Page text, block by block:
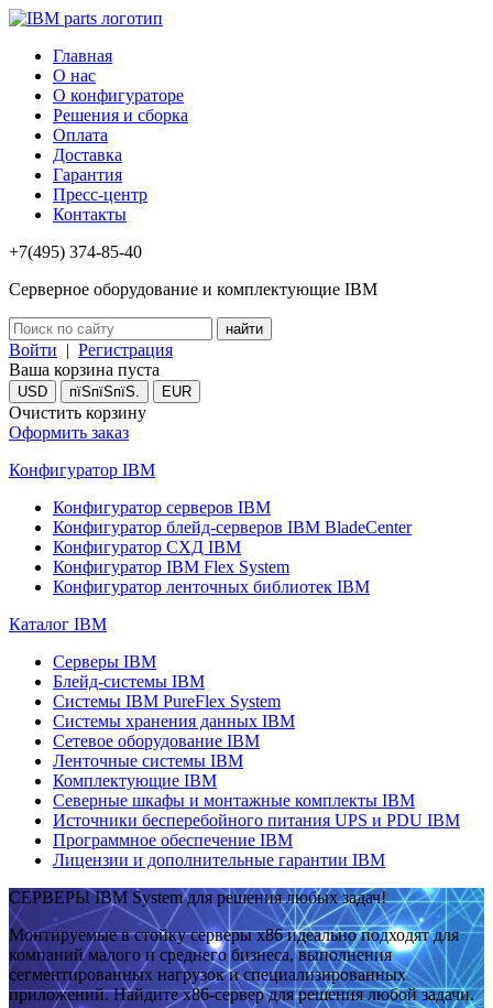
Главная
О нас
О конфигураторе
Решения и сборка
Оплата
Доставка
Гарантия
Пресс-центр
Контакты
+7(495) 374-85-40
Серверное оборудование и комплектующие IBM
Войти | Регистрация
Ваша корзина пуста
USD пїЅпїЅпїЅ. EUR
Очистить корзину
Оформить заказ
Конфигуратор IBM
Конфигуратор серверов IBM
Конфигуратор блейд-серверов IBM BladeCenter
Конфигуратор СХД IBM
Конфигуратор IBM Flex System
Конфигуратор ленточных библиотек IBM
Каталог IBM
Серверы IBM
Блейд-системы IBM
Системы IBM PureFlex System
Системы хранения данных IBM
Сетевое оборудование IBM
Ленточные системы IBM
Комплектующие IBM
Северные шкафы и монтажные комплекты IBM
Источники бесперебойного питания UPS и PDU IBM
Программное обеспечение IBM
Лицензии и дополнительные гарантии IBM
СЕРВЕРЫ IBM System для решения любых задач!
Монтируемые в стойку серверы x86 идеально подходят для
компаний малого и среднего бизнеса, выполнения
сегментированных нагрузок и специализированных
приложений. Найдите x86-сервер для решения любой задачи.